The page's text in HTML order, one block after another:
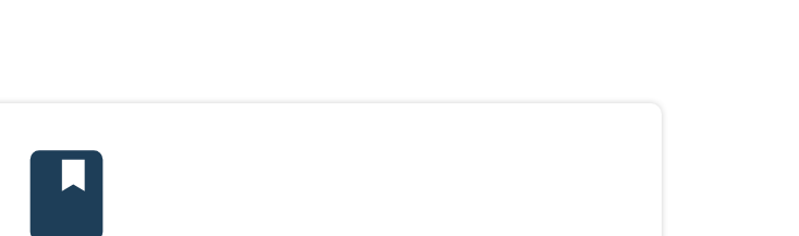
Temas mais cobrados, material gratuito do Aprova Concursos para o curso Técnico: Judiciário -